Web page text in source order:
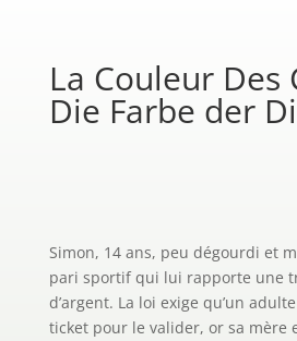
La Couleur Des
Die Farbe der
Simon, 14 ans, peu dégourdi et
pari sportif qui lui rapporte une
d’argent. La loi exige qu’un
ticket pour le valider, or sa mère